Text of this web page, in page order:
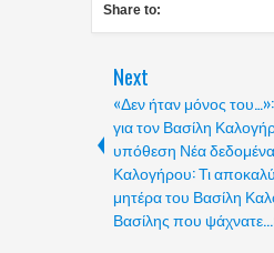
Share to:
Next
«Δεν ήταν μόνος
για τον Βασίλη
υπόθεση Νέα
Καλογήρου: Τι
μητέρα του Βασίλη
Βασίλης που